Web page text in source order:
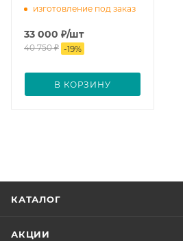
изготовление под заказ
33 000 ₽/шт
40 750₽ -19%
В КОРЗИНУ
КАТАЛОГ
АКЦИИ